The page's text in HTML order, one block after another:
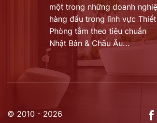
một trong những doanh
hàng đầu trong lĩnh vực
Phòng tắm theo tiêu chuẩn
Nhật Bản & Châu Âu...
© 2010 - 2026